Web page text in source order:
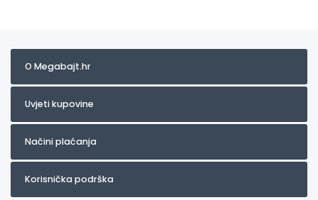
O Megabajt.hr
Uvjeti kupovine
Načini plaćanja
Korisnička podrška